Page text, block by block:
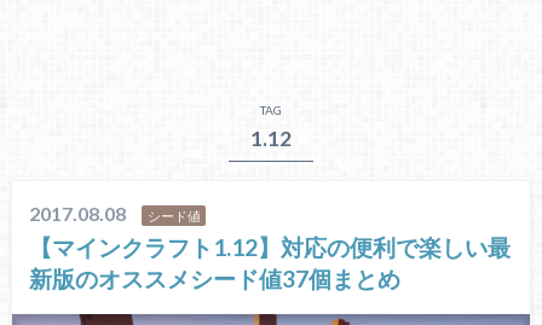
TAG
1.12
2017.08.08 シード値
【マインクラフト1.12】対応の便利で楽しい最
新版のオススメシード値37個まとめ